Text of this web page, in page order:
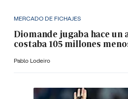
MERCADO DE FICHAJES
Diomande jugaba hace un
costaba 105 millones
Pablo Lodeiro